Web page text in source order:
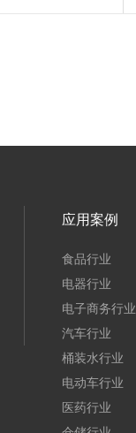
应用案例
食品行业
电器行业
电子商务行业
汽车行业
桶装水行业
电动车行业
医药行业